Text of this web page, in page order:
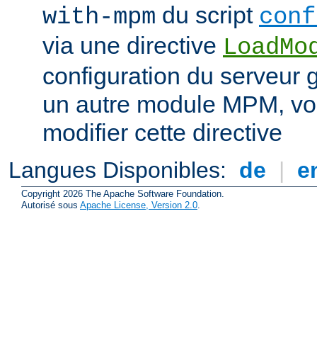
with-mpm du script
via une directive
configuration du serveur
un autre module MPM,
modifier cette directive
Langues Disponibles: de |
Copyright 2026 The Apache Software Foundation.
Autorisé sous Apache License, Version 2.0.